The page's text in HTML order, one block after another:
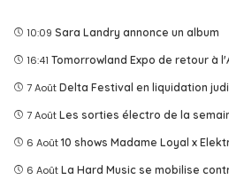
10:09 Sara Landry annonce un album
16:41 Tomorrowland Expo de retour à
7 Août Delta Festival en liquidation
7 Août Les sorties électro de la
6 Août 10 shows Madame Loyal x
6 Août La Hard Music se mobilise